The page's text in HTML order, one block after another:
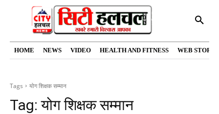
HOME NEWS VIDEO HEALTH AND FITNESS WEB
Tags योग शिक्षक सम्मान
Tag:योग शिक्षक सम्मान